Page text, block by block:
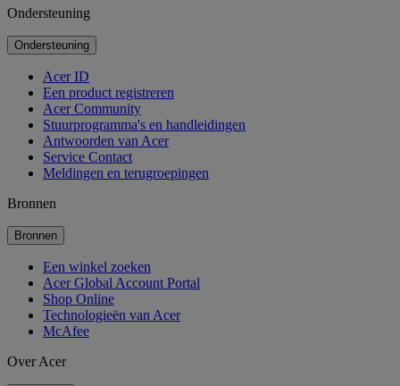
Ondersteuning
Ondersteuning
Acer ID
Een product registreren
Acer Community
Stuurprogramma's en handleidingen
Antwoorden van Acer
Service Contact
Meldingen en terugroepingen
Bronnen
Bronnen
Een winkel zoeken
Acer Global Account Portal
Shop Online
Technologieën van Acer
McAfee
Over Acer